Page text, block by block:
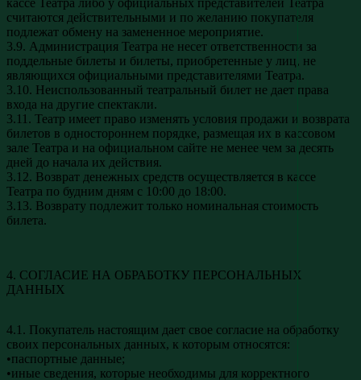
кассе Театра либо у официальных представителей Театра
считаются действительными и по желанию покупателя
подлежат обмену на замененное мероприятие.
3.9. Администрация Театра не несет ответственности за
поддельные билеты и билеты, приобретенные у лиц, не
являющихся официальными представителями Театра.
3.10. Неиспользованный театральный билет не дает права
входа на другие спектакли.
3.11. Театр имеет право изменять условия продажи и возврата
билетов в одностороннем порядке, размещая их в кассовом
зале Театра и на официальном сайте не менее чем за десять
дней до начала их действия.
3.12. Возврат денежных средств осуществляется в кассе
Театра по будним дням с 10:00 до 18:00.
3.13. Возврату подлежит только номинальная стоимость
билета.
4. СОГЛАСИЕ НА ОБРАБОТКУ ПЕРСОНАЛЬНЫХ
ДАННЫХ
4.1. Покупатель настоящим дает свое согласие на обработку
своих персональных данных, к которым относятся:
•паспортные данные;
•иные сведения, которые необходимы для корректного